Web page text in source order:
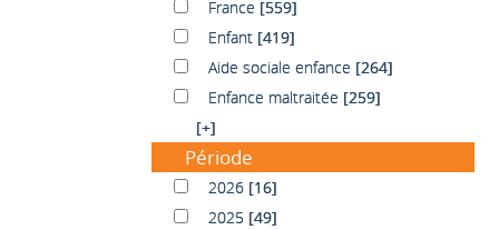
FranceFrance [559]
EnfantEnfant [419]
Aide sociale enfance
Aide sociale enfance [264]
Enfance maltraitée
Enfance maltraitée [259]
[+]
Période
20262026 [16]
20252025 [49]